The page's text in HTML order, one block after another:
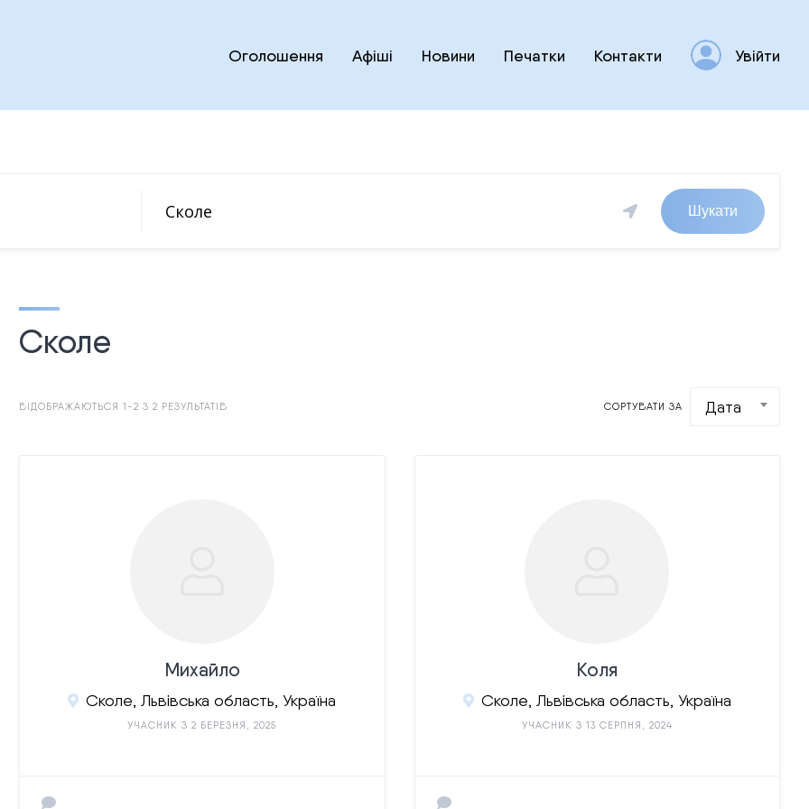
Оголошення Афіші Новини Печатки Контакти Увійти
Шукати
Сколе
ВІДОБРАЖАЮТЬСЯ 1-2 З 2 РЕЗУЛЬТАТІВ СОРТУВАТИ ЗА Дата
Михайло
Сколе, Львівська область, Україна
УЧАСНИК З 2 БЕРЕЗНЯ, 2025
Коля
Сколе, Львівська область, Україна
УЧАСНИК З 13 СЕРПНЯ, 2024